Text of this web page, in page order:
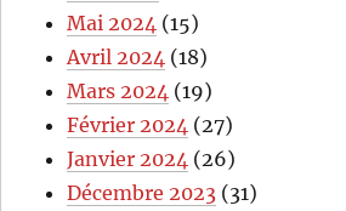
Mai 2024 (15)
Avril 2024 (18)
Mars 2024 (19)
Février 2024 (27)
Janvier 2024 (26)
Décembre 2023 (31)